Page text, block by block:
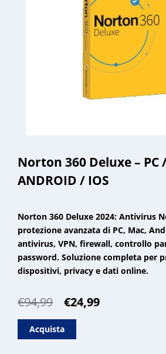
Norton 360 Deluxe – PC
ANDROID / IOS
Norton 360 Deluxe 2024: Antivirus
protezione avanzata di PC, Mac,
antivirus, VPN, firewall, controllo
password. Soluzione completa per
dispositivi, privacy e dati online.
€94,99
Il
originale
era:
€24,99Il
Acquista